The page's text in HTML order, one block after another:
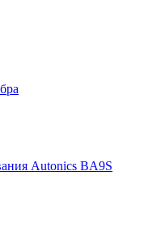
Autonics BA9S